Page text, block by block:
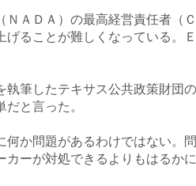
ＡＤＡ）の最高経営責任者（
げることが難しくなっている。
筆したテキサス公共政策財団
と言った。
か問題があるわけではない。
カーが対処できるよりもはるか